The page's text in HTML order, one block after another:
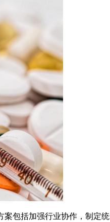
包括加强行业协作，制定